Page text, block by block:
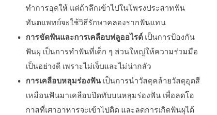
ทำการอุดให้ แต่ถ้าลึกเข้าไปในโพรงประสาทฟัน
ทันตแพทย์จะใช้วิธีรักษาคลองรากฟันแทน
การขัดฟันและการเคลือบฟลูออไรด์ เป็นการป้องกัน
ฟันผุ เป็นการทำฟันที่เด็ก ๆ ส่วนใหญ่ให้ความร่วมมือ
เป็นอย่างดี เพราะไม่เจ็บและไม่น่ากลัว
การเคลือบหลุมร่องฟัน เป็นการนำวัสดุคล้ายวัสดุอุดสี
เหมือนฟันมาเคลือบปิดทับบนหลุมร่องฟัน เพื่อลดโอ
กาสที่เศาอาหารจะเข้าไปติด และลดการเกิดฟันผุได้